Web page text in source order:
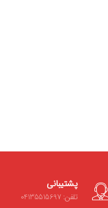
پشتیبانی
تلفن: 04135515697